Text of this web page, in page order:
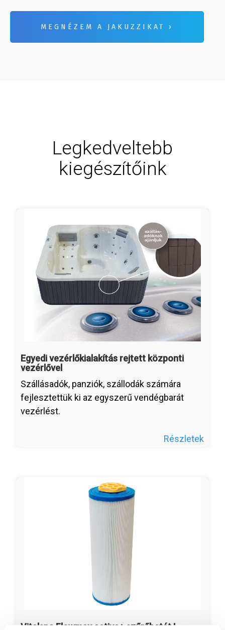
MEGNÉZEM A JAKUZZIKAT ›
Legkedveltebb
kiegészítőink
Egyedi vezérlőkialakítás rejtett központi
vezérlővel
Szállásadók, panziók, szállodák számára
fejlesztettük ki az egyszerű vendégbarát
vezérlést.
Részletek
Vitalspa Flowmax active+ szűrőbetét I.